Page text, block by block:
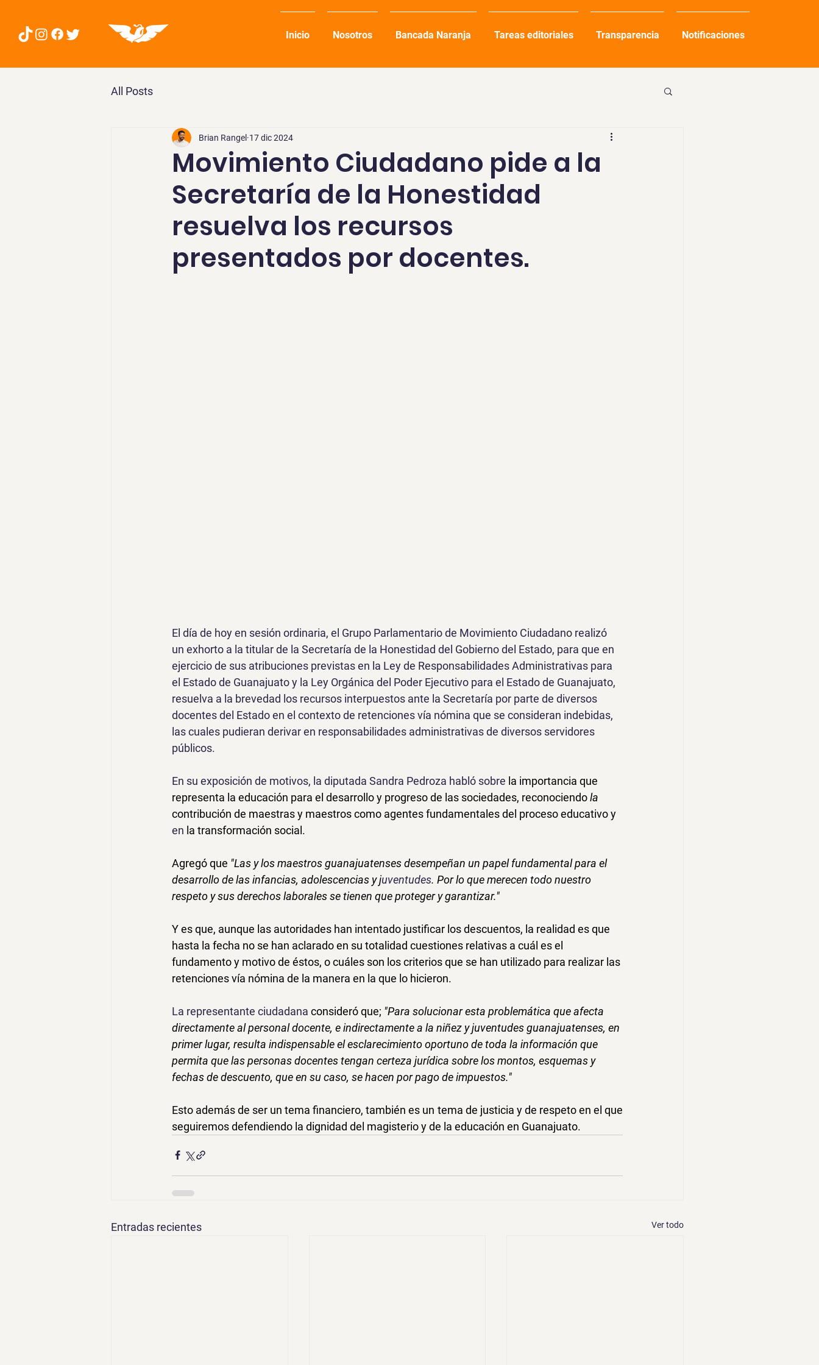
Inicio Nosotros Bancada Naranja Tareas editoriales Transparencia Notificaciones
All Posts
Movimiento Ciudadano pide a la
Secretaría de la Honestidad
resuelva los recursos
presentados por docentes.
Brian Rangel 17 dic 2024
El día de hoy en sesión ordinaria, el Grupo Parlamentario de Movimiento Ciudadano realizó
un exhorto a la titular de la Secretaría de la Honestidad del Gobierno del Estado, para que en
ejercicio de sus atribuciones previstas en la Ley de Responsabilidades Administrativas para
el Estado de Guanajuato y la Ley Orgánica del Poder Ejecutivo para el Estado de Guanajuato,
resuelva a la brevedad los recursos interpuestos ante la Secretaría por parte de diversos
docentes del Estado en el contexto de retenciones vía nómina que se consideran indebidas,
las cuales pudieran derivar en responsabilidades administrativas de diversos servidores
públicos.
En su exposición de motivos, la diputada Sandra Pedroza habló sobre la importancia que
representa la educación para el desarrollo y progreso de las sociedades, reconociendo la
contribución de maestras y maestros como agentes fundamentales del proceso educativo y
en la transformación social.
Agregó que "Las y los maestros guanajuatenses desempeñan un papel fundamental para el
desarrollo de las infancias, adolescencias y juventudes. Por lo que merecen todo nuestro
respeto y sus derechos laborales se tienen que proteger y garantizar."
Y es que, aunque las autoridades han intentado justificar los descuentos, la realidad es que
hasta la fecha no se han aclarado en su totalidad cuestiones relativas a cuál es el
fundamento y motivo de éstos, o cuáles son los criterios que se han utilizado para realizar las
retenciones vía nómina de la manera en la que lo hicieron.
La representante ciudadana consideró que; "Para solucionar esta problemática que afecta
directamente al personal docente, e indirectamente a la niñez y juventudes guanajuatenses, en
primer lugar, resulta indispensable el esclarecimiento oportuno de toda la información que
permita que las personas docentes tengan certeza jurídica sobre los montos, esquemas y
fechas de descuento, que en su caso, se hacen por pago de impuestos."
Esto además de ser un tema financiero, también es un tema de justicia y de respeto en el que
seguiremos defendiendo la dignidad del magisterio y de la educación en Guanajuato.
Entradas recientes Ver todo